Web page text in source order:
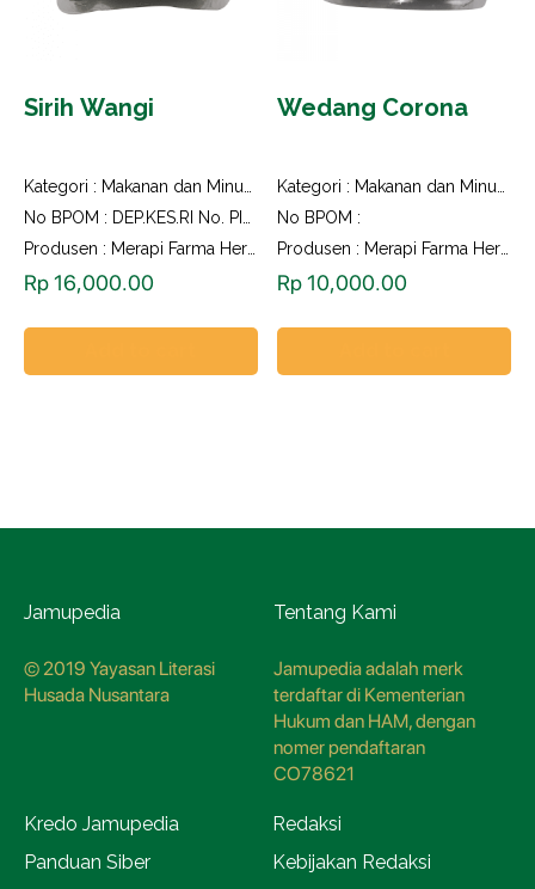
Sirih Wangi
Kategori : Makanan dan Minuman Herbal
Rp16,000.00
Wedang Corona
Kategori : Makanan dan Minuman Herbal
No BPOM :
Rp10,000.00
Jamupedia
© 2019 Yayasan Literasi
Husada Nusantara
Tentang Kami
Jamupedia adalah merk
terdaftar di Kementerian
Hukum dan HAM, dengan
nomer pendaftaran
CO78621
Kredo Jamupedia
Redaksi
Panduan Siber
Kebijakan Redaksi